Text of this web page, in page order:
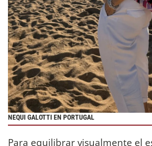
NEQUI GALOTTI EN PORTUGAL
Para equilibrar visualmente el